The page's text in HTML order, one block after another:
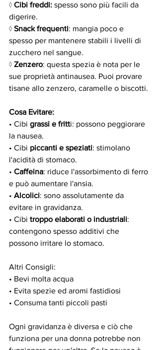
◊ Cibi freddi: spesso sono più facili da
digerire.
◊ Snack frequenti: mangia poco e
spesso per mantenere stabili i livelli di
zucchero nel sangue.
◊ Zenzero: questa spezia è nota per le
sue proprietà antinausea. Puoi provare
tisane allo zenzero, caramelle o biscotti.
Cosa Evitare:
• Cibi grassi e fritti: possono peggiorare
la nausea.
• Cibi piccanti e speziati: stimolano
l'acidità di stomaco.
• Caffeina: riduce l'assorbimento di ferro
e può aumentare l'ansia.
• Alcolici: sono assolutamente da
evitare in gravidanza.
• Cibi troppo elaborati o industriali:
contengono spesso additivi che
possono irritare lo stomaco.
Altri Consigli:
• Bevi molta acqua
• Evita spezie ed aromi fastidiosi
• Consuma tanti piccoli pasti
Ogni gravidanza è diversa e ciò che
funziona per una donna potrebbe non